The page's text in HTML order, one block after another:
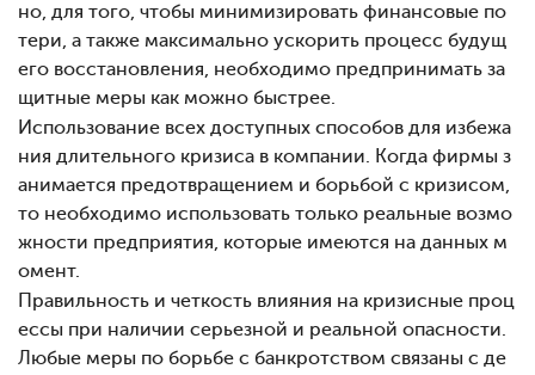
но, для того, чтобы минимизировать финансовые по
тери, а также максимально ускорить процесс будущ
его восстановления, необходимо предпринимать за
щитные меры как можно быстрее.
Использование всех доступных способов для избежа
ния длительного кризиса в компании. Когда фирмы з
анимается предотвращением и борьбой с кризисом,
то необходимо использовать только реальные возмо
жности предприятия, которые имеются на данных м
омент.
Правильность и четкость влияния на кризисные проц
ессы при наличии серьезной и реальной опасности.
Любые меры по борьбе с банкротством связаны с де